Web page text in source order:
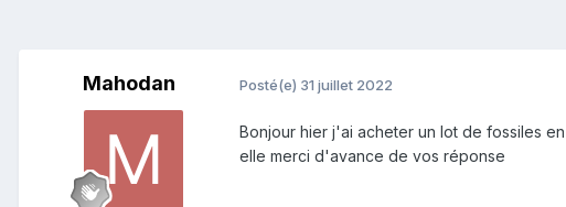
Mahodan Posté(e) 31 juillet 2022
Bonjour hier j'ai acheter un lot de fossiles
elle merci d'avance de vos réponse